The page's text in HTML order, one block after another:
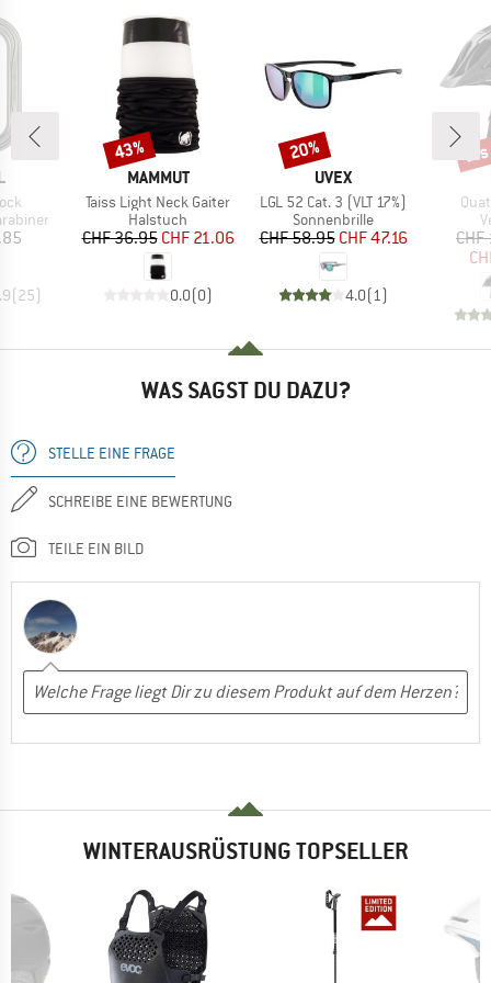
(25)
MARKE
MAMMUT
Artikel
Taiss Light Neck Gaiter
Produktgruppe
Halstuch
Preis
CHF 36.95reduzierter Preis
CHF 21.06
0.0(0)
Rabatt
43%
MARKE
UVEX
Artikel
LGL 52 Cat. 3 (VLT 17%)
Produktgruppe
Sonnenbrille
Preis
CHF 58.95reduzierter Preis
CHF 47.16
4.0(1 )
Rabatt
20%
WAS SAGST DU DAZU?
STELLE EINE FRAGE
SCHREIBE EINE BEWERTUNG
TEILE EIN BILD
WINTERAUSRÜSTUNG TOPSELLER